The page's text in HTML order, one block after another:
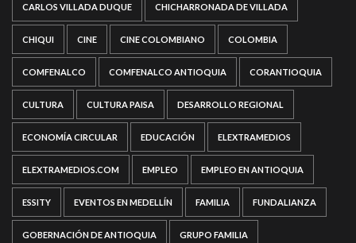
CARLOS VILLADA DUQUE CHICHARRONADA DE VILLADA
CHIQUI CINE CINE COLOMBIANO COLOMBIA
COMFENALCO COMFENALCO ANTIOQUIA CORANTIOQUIA
CULTURA CULTURA PAISA DESARROLLO REGIONAL
ECONOMÍA CIRCULAR EDUCACIÓN ELEXTRAMEDIOS
ELEXTRAMEDIOS.COM EMPLEO EMPLEO EN ANTIOQUIA
ESSITY EVENTOS EN MEDELLÍN FAMILIA FUNDALIANZA
GOBERNACIÓN DE ANTIOQUIA GRUPO FAMILIA